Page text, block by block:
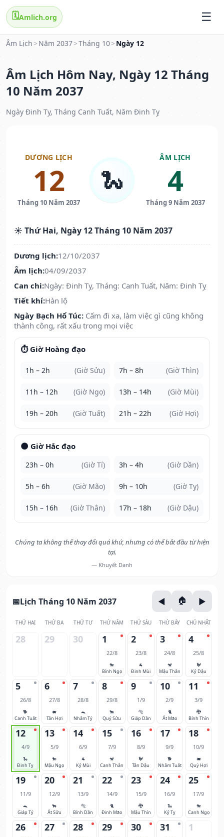
🗓️Amlich.org
Âm Lịch > Năm 2037>Tháng 10> Ngày 12
Âm Lịch Hôm Nay, Ngày 12 Tháng
10 Năm 2037
Ngày Đinh Tỵ, Tháng Canh Tuất, Năm Đinh Tỵ
DƯƠNG LỊCH
12
Tháng 10 Năm 2037
🐍
ÂM LỊCH
4
Tháng 9 Năm 2037
☀️ Thứ Hai, Ngày 12 Tháng 10 Năm 2037
Dương lịch:12/10/2037
Âm lịch:04/09/2037
Can chi:Ngày: Đinh Tỵ, Tháng: Canh Tuất, Năm: Đinh Tỵ
Tiết khí:Hàn lộ
Ngày Bạch Hổ Túc: Cấm đi xa, làm việc gì cũng không
thành công, rất xấu trong mọi việc
⏱️ Giờ Hoàng đạo
1h – 2h (Giờ Sửu) 7h – 8h (Giờ Thìn)
11h – 12h (Giờ Ngọ) 13h – 14h (Giờ Mùi)
19h – 20h (Giờ Tuất) 21h – 22h (Giờ Hợi)
🌑 Giờ Hắc đạo
23h – 0h (Giờ Tí) 3h – 4h (Giờ Dần)
5h – 6h (Giờ Mão) 9h – 10h (Giờ Tỵ)
15h – 16h (Giờ Thân) 17h – 18h (Giờ Dậu)
Chúng ta không thể thay đổi quá khứ, nhưng có thể bắt đầu từ hiện
tại.
— Khuyết Danh
Lịch Tháng 10 Năm 2037
THỨ HAI THỨ BA THỨ TƯ THỨ NĂM THỨ SÁU THỨ BẢY CHỦ NHẬT
28 29 30 1
22/8
🐎
Bính Ngọ
2
23/8
🐐
Đinh Mùi
3
24/8
🐒
Mậu Thân
4
25/8
🐓
Kỷ Dậu
5
26/8
🐕
Canh Tuất
6
27/8
🐖
Tân Hợi
7
28/8
🐀
Nhâm Tý
8
29/8
🐂
Quý Sửu
9
1/9
🐅
Giáp Dần
10
2/9
🐈
Ất Mão
11
3/9
🐉
Bính Thìn
12
4/9
🐍
Đinh Tỵ
13
5/9
🐎
Mậu Ngọ
14
6/9
🐐
Kỷ Mùi
15
7/9
🐒
Canh Thân
16
8/9
🐓
Tân Dậu
17
9/9
🐕
Nhâm Tuất
18
10/9
🐖
Quý Hợi
19
11/9
🐀
Giáp Tý
20
12/9
🐂
Ất Sửu
21
13/9
🐅
Bính Dần
22
14/9
🐈
Đinh Mão
23
15/9
🐉
Mậu Thìn
24
16/9
🐍
Kỷ Tỵ
25
17/9
🐎
Canh Ngọ
26 27 28 29 30 31 1